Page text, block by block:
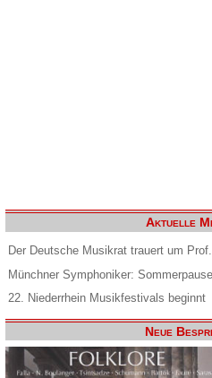
Aktuelle
Der Deutsche Musikrat trauert um
Münchner Symphoniker:
22. Niederrhein Musikfestivals beginnt
Neue